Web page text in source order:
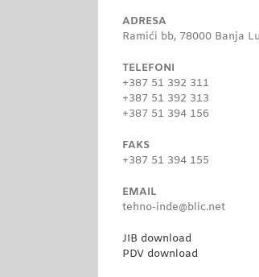
ADRESA
Ramići bb, 78000 Banja
TELEFONI
+387 51 392 311
+387 51 392 313
+387 51 394 156
FAKS
+387 51 394 155
EMAIL
tehno-inde@blic.net
JIB download
PDV download